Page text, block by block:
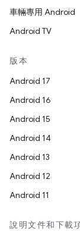
車輛專用 Android
Android TV
版本
Android 17
Android 16
Android 15
Android 14
Android 13
Android 12
Android 11
說明文件和下載